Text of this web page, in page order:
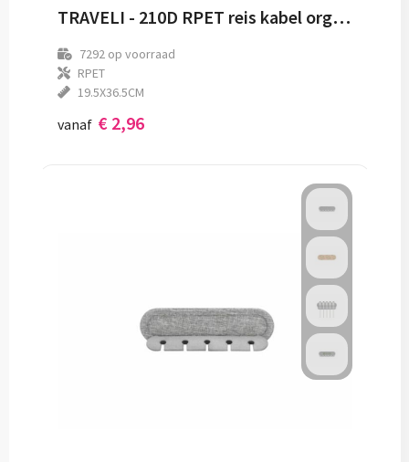
TRAVELI - 210D RPET reis kabel organizer
7292op voorraad
RPET
19.5X36.5CM
vanaf € 2,96